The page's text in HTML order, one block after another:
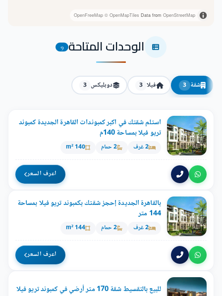
OpenFreeMap © OpenMapTiles Data from OpenStreetMap
الوحدات المتاحة 9
شقة 3 فيلا 3 دوبليكس 3
استلم شقتك في اكبر كمبوندات القاهرة الجديدة كمبوند
تريو فيلا بمساحة 140م
2 غرف 2 حمام 140 m²
اعرف السعر
بالقاهرة الجديدة إحجز شقتك بكمبوند تريو فيلا بمساحة
144 متر
2 غرف 2 حمام 144 m²
اعرف السعر
للبيع بالتقسيط شقة 170 متر أرضي في كمبوند تريو فيلا